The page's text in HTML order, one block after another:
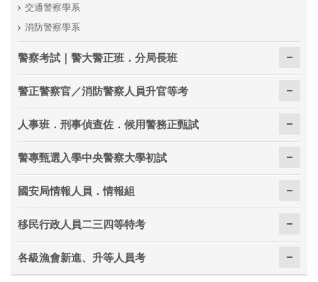
交通警察學系
消防警察學系
警察考試｜警大警正班．分局長班
警正警察官／消防警察人員升官等考
人事班．刑事偵查佐．候用警務正甄試
警專甄選入學中央警察大學初試
國安局情報人員．情報組
移民行政人員二三四等特考
各級漁會新進、升等人員考